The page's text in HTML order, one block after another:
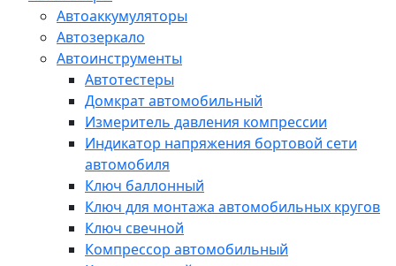
Автоаккумуляторы
Автозеркало
Автоинструменты
Автотестеры
Домкрат автомобильный
Измеритель давления компрессии
Индикатор напряжения бортовой сети
автомобиля
Ключ баллонный
Ключ для монтажа автомобильных кругов
Ключ свечной
Компрессор автомобильный